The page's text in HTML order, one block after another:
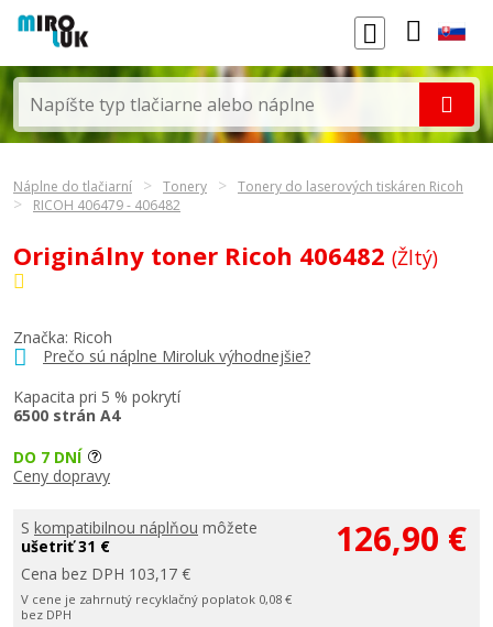
Náplne do tlačiarní Tonery
Tonery do laserových tiskáren Ricoh
RICOH 406479 - 406482
Originálny toner Ricoh 406482 (Žltý)
Značka: Ricoh
Prečo sú náplne Miroluk výhodnejšie?
Kapacita pri 5 % pokrytí
6500 strán A4
DO 7 DNÍ
Ceny dopravy
S kompatibilnou náplňou môžete
ušetriť 31 €
Cena bez DPH 103,17 €
V cene je zahrnutý recyklačný poplatok 0,08 €
bez DPH
126,90 €